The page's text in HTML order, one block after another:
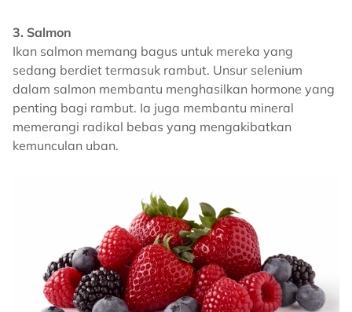
3. Salmon
Ikan salmon memang bagus untuk mereka yang
sedang berdiet termasuk rambut. Unsur selenium
dalam salmon membantu menghasilkan hormone yang
penting bagi rambut. Ia juga membantu mineral
memerangi radikal bebas yang mengakibatkan
kemunculan uban.